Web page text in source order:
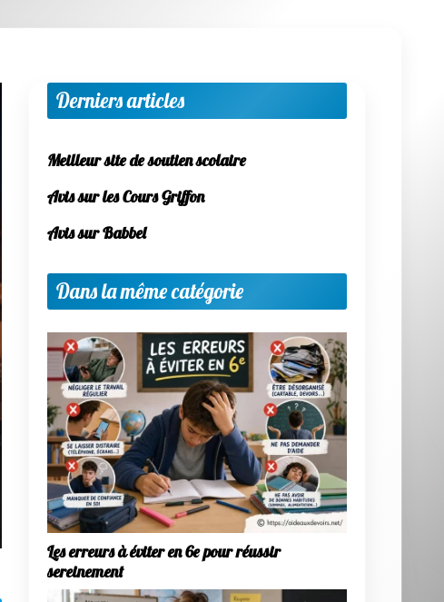
Derniers articles
Meilleur site de soutien scolaire
Avis sur les Cours Griffon
Avis sur Babbel
Dans la même catégorie
Les erreurs à éviter en 6e pour réussir
sereinement